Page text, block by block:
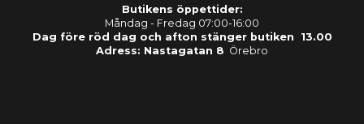
Butikens öppettider:
Måndag - Fredag 07:00-16:00
Dag före röd dag och afton stänger butiken 13.00
Adress: Nastagatan 8 Örebro